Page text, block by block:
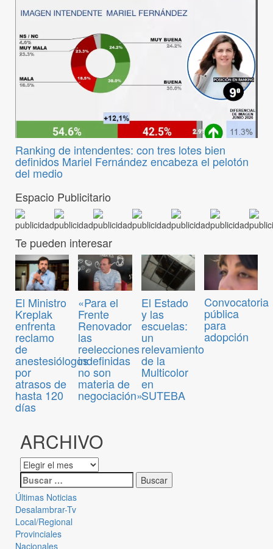
Ranking de intendentes: con tres lotes bien
definidos Mariel Fernández encabeza el pelotón
del medio
Espacio Publicitario
Te pueden interesar
El Ministro
Kreplak
enfrenta
reclamo
de
anestesiólogos
por
atrasos de
hasta 120
días
«Para el
Frente
Renovador
las
reelecciones
indefinidas
no son
materia de
negociación»
El Estado
y las
escuelas:
un
relevamiento
de la
Multicolor
en
SUTEBA
Convocatoria
pública
para
adopción
ARCHIVO
Últimas Noticias
Desalambrar-Tv
Local/Regional
Provinciales
Nacionales